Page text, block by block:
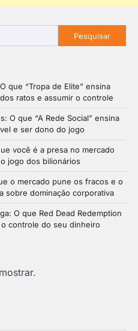
Pesquisar
que “Tropa de Elite” ensina
ratos e assumir o controle
O que “A Rede Social” ensina
e ser dono do jogo
você é a presa no mercado
jogo dos bilionários
o mercado pune os fracos e o
sobre dominação corporativa
O que Red Dead Redemption
controle do seu dinheiro